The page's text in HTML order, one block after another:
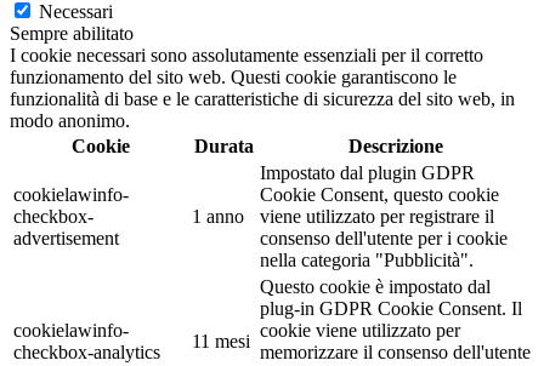
Necessari
Sempre abilitato
I cookie necessari sono assolutamente essenziali per il corretto
funzionamento del sito web. Questi cookie garantiscono le
funzionalità di base e le caratteristiche di sicurezza del sito web, in
modo anonimo.
Cookie
Durata Descrizione
cookielawinfo-
checkbox-
advertisement
1 anno
Impostato dal plugin GDPR
Cookie Consent, questo cookie
viene utilizzato per registrare il
consenso dell'utente per i cookie
nella categoria "Pubblicità".
cookielawinfo-
checkbox-analytics
11 mesi
Questo cookie è impostato dal
plug-in GDPR Cookie Consent. Il
cookie viene utilizzato per
memorizzare il consenso dell'utente